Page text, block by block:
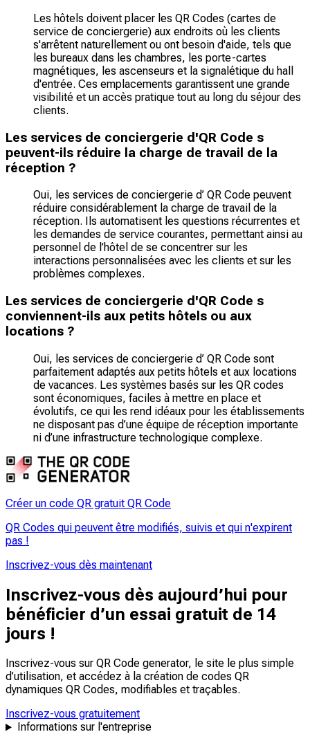
Les hôtels doivent placer les QR Codes (cartes de
service de conciergerie) aux endroits où les clients
s'arrêtent naturellement ou ont besoin d'aide, tels que
les bureaux dans les chambres, les porte-cartes
magnétiques, les ascenseurs et la signalétique du hall
d'entrée. Ces emplacements garantissent une grande
visibilité et un accès pratique tout au long du séjour des
clients.
Les services de conciergerie d'QR Code s
peuvent-ils réduire la charge de travail de la
réception ?
Oui, les services de conciergerie d’ QR Code peuvent
réduire considérablement la charge de travail de la
réception. Ils automatisent les questions récurrentes et
les demandes de service courantes, permettant ainsi au
personnel de l’hôtel de se concentrer sur les
interactions personnalisées avec les clients et sur les
problèmes complexes.
Les services de conciergerie d'QR Code s
conviennent-ils aux petits hôtels ou aux
locations ?
Oui, les services de conciergerie d’ QR Code sont
parfaitement adaptés aux petits hôtels et aux locations
de vacances. Les systèmes basés sur les QR codes
sont économiques, faciles à mettre en place et
évolutifs, ce qui les rend idéaux pour les établissements
ne disposant pas d’une équipe de réception importante
ni d’une infrastructure technologique complexe.
Créer un code QR gratuit QR Code
QR Codes qui peuvent être modifiés, suivis et qui n'expirent
pas !
Inscrivez-vous dès maintenant
Inscrivez-vous dès aujourd’hui pour
bénéficier d’un essai gratuit de 14
jours !
Inscrivez-vous sur QR Code generator, le site le plus simple
d’utilisation, et accédez à la création de codes QR
dynamiques QR Codes, modifiables et traçables.
Inscrivez-vous gratuitement
Informations sur l'entreprise